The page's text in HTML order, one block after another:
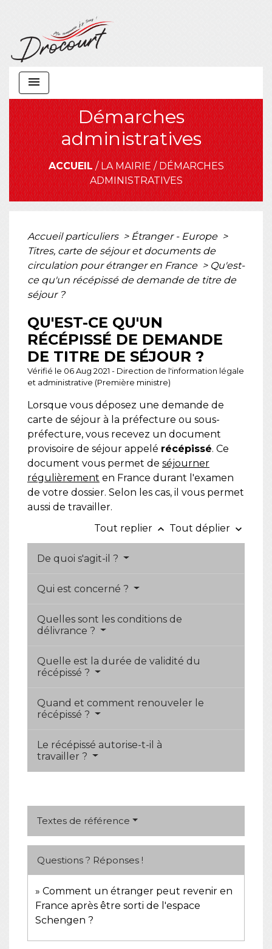
menu
Démarches
administratives
ACCUEIL/LA MAIRIE/DÉMARCHES
ADMINISTRATIVES
Accueil particuliers > Étranger - Europe >
Titres, carte de séjour et documents de
circulation pour étranger en France > Qu'est-
ce qu'un récépissé de demande de titre de
séjour ?
QU'EST-CE QU'UN
RÉCÉPISSÉ DE DEMANDE
DE TITRE DE SÉJOUR ?
Vérifié le 06 Aug 2021 - Direction de l'information légale
et administrative (Première ministre)
Lorsque vous déposez une demande de
carte de séjour à la préfecture ou sous-
préfecture, vous recevez un document
provisoire de séjour appelé récépissé. Ce
document vous permet de séjourner
régulièrement en France durant l'examen
de votre dossier. Selon les cas, il vous permet
aussi de travailler.
Tout replier keyboard_arrow_up Tout déplier keyboard_arrow_down
De quoi s'agit-il ?
Qui est concerné ?
Quelles sont les conditions de
délivrance ?
Quelle est la durée de validité du
récépissé ?
Quand et comment renouveler le
récépissé ?
Le récépissé autorise-t-il à
travailler ?
Textes de référence
Questions ? Réponses !
Comment un étranger peut revenir en
France après être sorti de l'espace
Schengen ?